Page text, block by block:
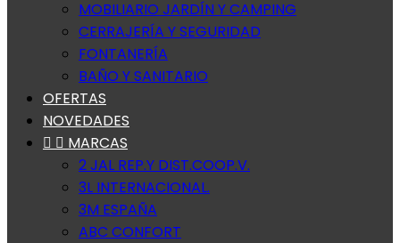
MOBILIARIO JARDÍN Y CAMPING
CERRAJERÍA Y SEGURIDAD
FONTANERÍA
BAÑO Y SANITARIO
OFERTAS
NOVEDADES
  MARCAS
2 JAL REP.Y DIST.COOP.V.
3L INTERNACIONAL.
3M ESPAÑA
ABC CONFORT